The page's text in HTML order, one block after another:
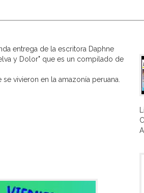
entrega de la escritora Daphne
y Dolor" que es un compilado de
vivieron en la amazonía peruana.